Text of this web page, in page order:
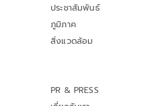
ประชาสัมพันธ์
ภูมิภาค
สิ่งแวดล้อม
PR & PRESS